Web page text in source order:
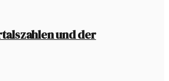
und der